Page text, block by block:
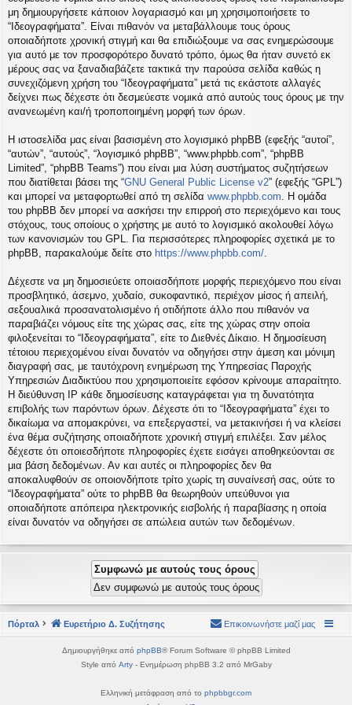
εις
μη δημιουργήσετε κάποιον λογαριασμό και μη χρησιμοποιήσετε το
“Ιδεογραφήματα”. Είναι πιθανόν να μεταβάλλουμε τους όρους
οποιαδήποτε χρονική στιγμή και θα επιδιώξουμε να σας ενημερώσουμε
για αυτό με τον προσφορότερο δυνατό τρόπο, όμως θα ήταν συνετό εκ
μέρους σας να ξαναδιαβάζετε τακτικά την παρούσα σελίδα καθώς η
συνεχιζόμενη χρήση του “Ιδεογραφήματα” μετά τις εκάστοτε αλλαγές
δείχνει πως δέχεστε ότι δεσμεύεστε νομικά από αυτούς τους όρους με την
ανανεωμένη και/ή τροποποιημένη μορφή των όρων.
Η ιστοσελίδα μας είναι βασισμένη στο λογισμικό phpBB (εφεξής “αυτοί”,
“αυτών”, “αυτούς”, “λογισμικό phpBB”, “www.phpbb.com”, “phpBB
Limited”, “phpBB Teams”) που είναι μια λύση συστήματος συζητήσεων
που διατίθεται βάσει της “GNU General Public License v2” (εφεξής “GPL”)
και μπορεί να μεταφορτωθεί από τη σελίδα www.phpbb.com . Η ομάδα
του phpBB δεν μπορεί να ασκήσει την επιρροή στο περιεχόμενο και τους
στόχους, τους οποίους ο χρήστης με αυτό το λογισμικό ακολουθεί λόγω
των κανονισμών του GPL. Για περισσότερες πληροφορίες σχετικά με το
phpBB, παρακαλούμε δείτε στο https://www.phpbb.com/
Δέχεστε να μη δημοσιεύετε οποιασδήποτε μορφής περιεχόμενο που είναι
προσβλητικό, άσεμνο, χυδαίο, συκοφαντικό, περιέχον μίσος ή απειλή,
σεξουαλικά προσανατολισμένο ή οτιδήποτε άλλο που πιθανόν να
παραβιάζει νόμους είτε της χώρας σας, είτε της χώρας στην οποία
φιλοξενείται το “Ιδεογραφήματα”, είτε το Διεθνές Δίκαιο. Η δημοσίευση
τέτοιου περιεχομένου είναι δυνατόν να οδηγήσει στην άμεση και μόνιμη
διαγραφή σας, με ταυτόχρονη ενημέρωση της Υπηρεσίας Παροχής
Υπηρεσιών Διαδικτύου που χρησιμοποιείτε εφόσον κρίνουμε απαραίτητο.
Η διεύθυνση IP κάθε δημοσίευσης καταγράφεται για τη δυνατότητα
επιβολής των παρόντων όρων. Δέχεστε ότι το “Ιδεογραφήματα” έχει το
δικαίωμα να απομακρύνει, να επεξεργαστεί, να μετακινήσει ή να κλείσει
ένα θέμα συζήτησης οποιαδήποτε χρονική στιγμή επιλέξει. Σαν μέλος
δέχεστε ότι οποιεσδήποτε πληροφορίες έχετε εισάγει αποθηκεύονται σε
μια βάση δεδομένων. Αν και αυτές οι πληροφορίες δεν θα
αποκαλυφθούν σε οποιονδήποτε τρίτο χωρίς τη συναίνεσή σας, ούτε το
“Ιδεογραφήματα” ούτε το phpBB θα θεωρηθούν υπεύθυνοι για
οποιαδήποτε απόπειρα ηλεκτρονικής εισβολής ή παραβίασης η οποία
είναι δυνατόν να οδηγήσει σε απώλεια αυτών των δεδομένων.
Πόρταλ Ευρετήριο Δ. Συζήτησης Επικοινωνήστε μαζί μας
Δημιουργήθηκε από phpBB® Forum Software © phpBB Limited
Style από Arty- Ενημέρωση phpBB 3.2 από MrGaby
Ελληνική μετάφραση από το phpbbgr.com